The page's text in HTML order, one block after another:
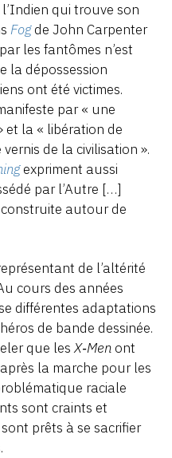
qui trouve son
Fogde John Carpenter
les fantômes n’est
la dépossession
ont été victimes.
par « une
et la « libération de
de la civilisation ».
expriment aussi
par l’Autre […]
autour de
de l’altérité
cours des années
différentes adaptations
de bande dessinée.
que lesX‑Men ont
la marche pour les
raciale
sont craints et
prêts à se sacrifier